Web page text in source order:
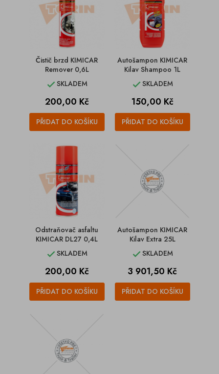
Čistič brzd KIMICAR
Remover 0,6L
SKLADEM
Cena
200,00 Kč
PŘIDAT DO KOŠÍKU
Autošampon KIMICAR
Kilav Shampoo 1L
SKLADEM
Cena
150,00 Kč
PŘIDAT DO KOŠÍKU
Odstraňovač asfaltu
KIMICAR DL27 0,4L
SKLADEM
Cena
200,00 Kč
PŘIDAT DO KOŠÍKU
Autošampon KIMICAR
Kilav Extra 25L
SKLADEM
Cena
3 901,50 Kč
PŘIDAT DO KOŠÍKU